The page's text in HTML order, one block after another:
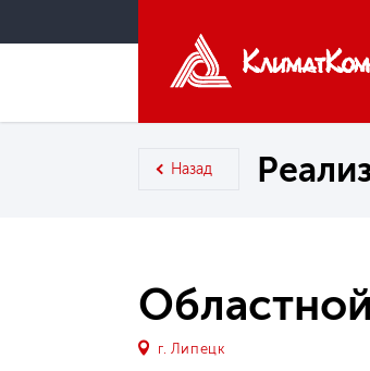
Назад
г. Липецк